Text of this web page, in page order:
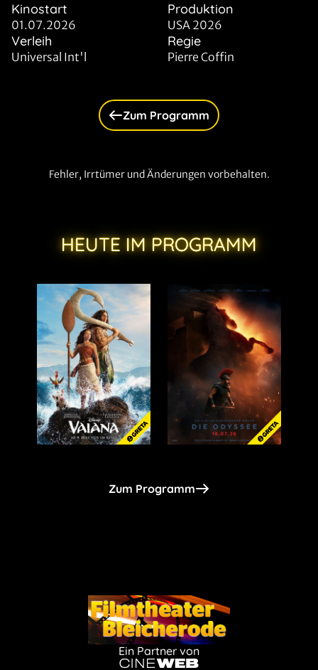
Kinostart
01.07.2026
Produktion
USA 2026
Verleih
Universal Int'l
Regie
Pierre Coffin
Zum Programm
Fehler, Irrtümer und Änderungen vorbehalten.
HEUTE IM PROGRAMM
Zum Programm
Ein Partner von